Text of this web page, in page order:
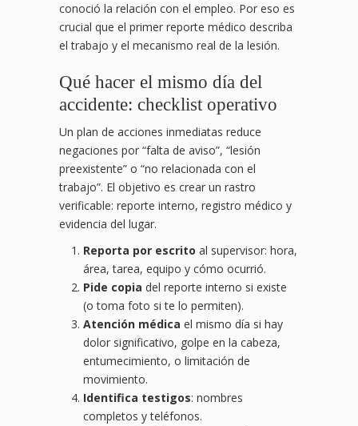
conoció la relación con el empleo. Por eso es
crucial que el primer reporte médico describa
el trabajo y el mecanismo real de la lesión.
Qué hacer el mismo día del
accidente: checklist operativo
Un plan de acciones inmediatas reduce
negaciones por “falta de aviso”, “lesión
preexistente” o “no relacionada con el
trabajo”. El objetivo es crear un rastro
verificable: reporte interno, registro médico y
evidencia del lugar.
Reporta por escrito al supervisor: hora,
área, tarea, equipo y cómo ocurrió.
Pide copia del reporte interno si existe
(o toma foto si te lo permiten).
Atención médica el mismo día si hay
dolor significativo, golpe en la cabeza,
entumecimiento, o limitación de
movimiento.
Identifica testigos: nombres
completos y teléfonos.